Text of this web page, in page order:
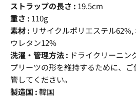
ストラップの長さ : 19.5cm
重さ : 110g
素材 : リサイクルポリエステル
ウレタン12%
洗濯・管理方法 : ドライクリーニン
プリーツの形を維持するために、
管してください。
製造国 :韓国